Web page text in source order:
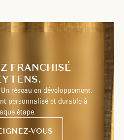
FRANCHISÉ
réseau en développement.
personnalisé et durable à
étape.
VOUS